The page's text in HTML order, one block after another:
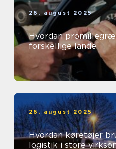
26. august 2025
Hvordan
forskellige lande
26. august 2025
Hvordan køretøjer
logistik i store